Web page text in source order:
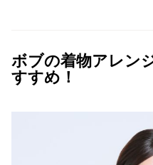
ボブの着物アレン
すすめ！